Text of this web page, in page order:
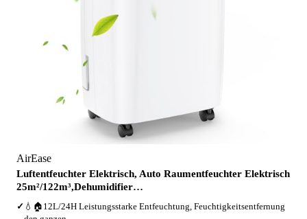
AirEase
Luftentfeuchter Elektrisch, Auto Raumentfeuchter Elektrisch
25m²/122m³,Dehumidifier…
✓ 💧🏠12L/24H Leistungsstarke Entfeuchtung, Feuchtigkeitsentfernung